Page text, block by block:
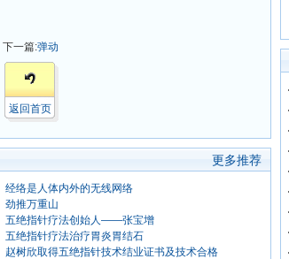
下一篇:弹动
返回首页
更多推荐
经络是人体内外的无线网络
劲推万重山
五绝指针疗法创始人——张宝增
五绝指针疗法治疗胃炎胃结石
赵树欣取得五绝指针技术结业证书及技术合格